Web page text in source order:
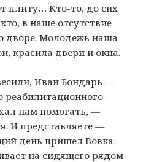
плиту… Кто-то, до сих
в наше отсутствие
дворе. Молодежь наша
красила двери и окна.
Иван Бондарь —
реабилитационного
нам помогать, —
И представляете —
день пришел Вовка
на сидящего рядом